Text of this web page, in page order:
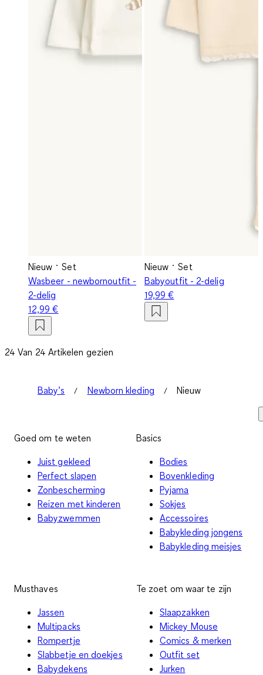
Nieuw
Set
Wasbeer - newbornoutfit -
2-delig
12,99 €
Nieuw
Set
Babyoutfit - 2-delig
19,99 €
24 Van 24 Artikelen gezien
Baby’s Newborn kleding Nieuw
Goed om te weten
Juist gekleed
Perfect slapen
Zonbescherming
Reizen met kinderen
Babyzwemmen
Basics
Bodies
Bovenkleding
Pyjama
Sokjes
Accessoires
Babykleding jongens
Babykleding meisjes
Musthaves
Jassen
Multipacks
Rompertje
Slabbetje en doekjes
Babydekens
Te zoet om waar te zijn
Slaapzakken
Mickey Mouse
Comics & merken
Outfit set
Jurken